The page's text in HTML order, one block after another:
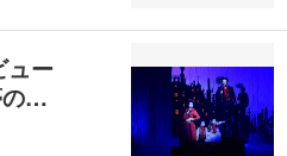
ュー
の…